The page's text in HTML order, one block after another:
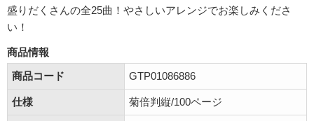
盛りだくさんの全25曲！やさしいアレンジでお楽しみくださ
い！
商品情報
商品コード
GTP01086886
仕様 菊倍判縦/100ページ